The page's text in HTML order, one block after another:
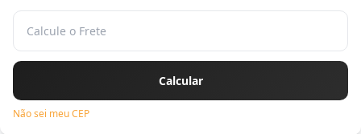
Não sei meu CEP